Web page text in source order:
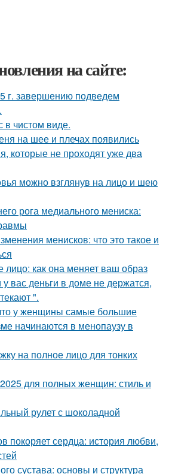
на сайте:
г. завершению подведем
чистом виде.
на шее и плечах появились
которые не проходят уже два
можно взглянув на лицо и шею
рога медиального мениска:
менисков: что это такое и
лицо: как она меняет ваш образ
вас деньги в доме не держатся,
".
у женщины самые большие
начинаются в менопаузу в
на полное лицо для тонких
для полных женщин: стиль и
рулет с шоколадной
покоряет сердца: история любви,
сустава: основы и структура